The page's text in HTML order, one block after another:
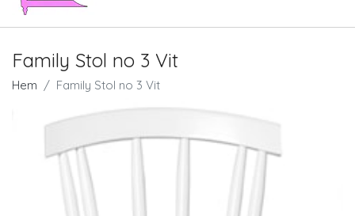
Family Stol no 3 Vit
Hem Family Stol no 3 Vit